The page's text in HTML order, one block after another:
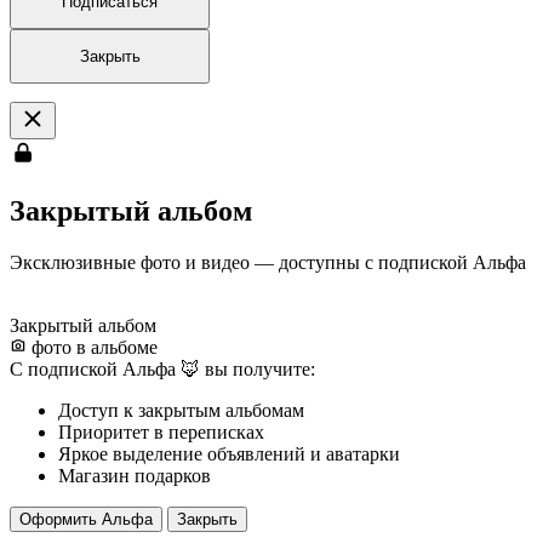
Закрыть
Закрытый альбом
Эксклюзивные фото и видео — доступны с подпиской Альфа
Закрытый альбом
фото в альбоме
С подпиской Альфа 🦊 вы получите:
Доступ к закрытым альбомам
Приоритет в переписках
Яркое выделение объявлений и аватарки
Магазин подарков
Оформить Альфа Закрыть